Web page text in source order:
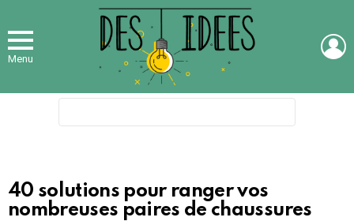
Menu
40 solutions pour ranger vos
nombreuses paires de chaussures